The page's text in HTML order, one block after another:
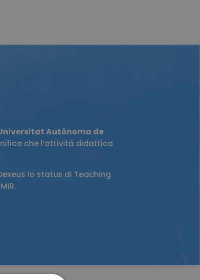
Autònoma de
che l’attività didattica
lo status di Teaching